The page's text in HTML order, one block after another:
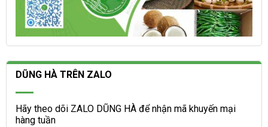
DŨNG HÀ TRÊN ZALO
Hãy theo dõi ZALO DŨNG HÀ để nhận mã khuyến mại
hàng tuần